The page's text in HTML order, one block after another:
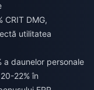
CRIT DMG,
utilitatea
a daunelor personale
22% în